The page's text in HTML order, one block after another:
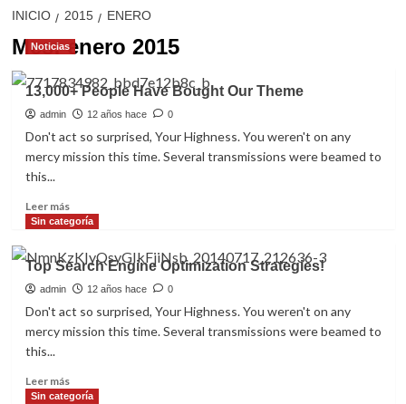
INICIO 2015 ENERO
Mes:enero 2015
Noticias
13,000+ People Have Bought Our Theme
admin 12 años hace 0
Don't act so surprised, Your Highness. You weren't on any
mercy mission this time. Several transmissions were beamed to
this...
Leer másRead
more
13,000+
People
Have
Bought
Our
Sin categoría
Top Search Engine Optimization Strategies!
admin 12 años hace 0
Don't act so surprised, Your Highness. You weren't on any
mercy mission this time. Several transmissions were beamed to
this...
Leer másRead
more
Sin categoría